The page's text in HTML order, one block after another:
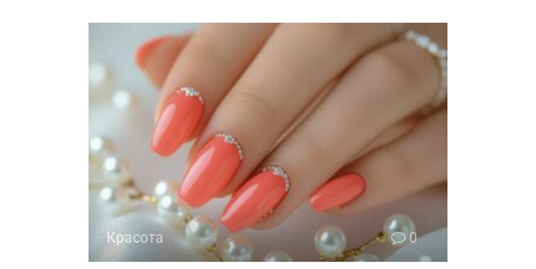
Красота 0